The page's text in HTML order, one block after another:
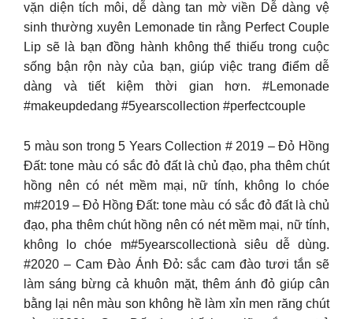
vặn diện tích môi, dễ dàng tan mờ viền Dễ dàng vệ
sinh thường xuyên Lemonade tin rằng Perfect Couple
Lip sẽ là bạn đồng hành không thể thiếu trong cuộc
sống bận rộn này của bạn, giúp việc trang điểm dễ
dàng và tiết kiệm thời gian hơn. #Lemonade
#makeupdedang #5yearscollection #perfectcouple
5 màu son trong 5 Years Collection # 2019 – Đỏ Hồng
Đất: tone màu có sắc đỏ đất là chủ đạo, pha thêm chút
hồng nên có nét mềm mại, nữ tính, không lo chóe
m#2019 – Đỏ Hồng Đất: tone màu có sắc đỏ đất là chủ
đạo, pha thêm chút hồng nên có nét mềm mại, nữ tính,
không lo chóe m#5yearscollectionà siêu dễ dùng.
#2020 – Cam Đào Ánh Đỏ: sắc cam đào tươi tắn sẽ
làm sáng bừng cả khuôn mặt, thêm ánh đỏ giúp cân
bằng lại nên màu son không hề làm xỉn men răng chút